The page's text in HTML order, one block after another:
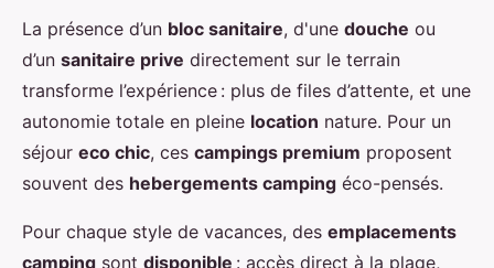
La présence d’un bloc sanitaire, d'une douche ou
d’un sanitaire prive directement sur le terrain
transforme l’expérience : plus de files d’attente, et une
autonomie totale en pleine location nature. Pour un
séjour eco chic, ces campings premium proposent
souvent des hebergements camping éco-pensés.
Pour chaque style de vacances, des emplacements
camping sont disponible : accès direct à la plage,